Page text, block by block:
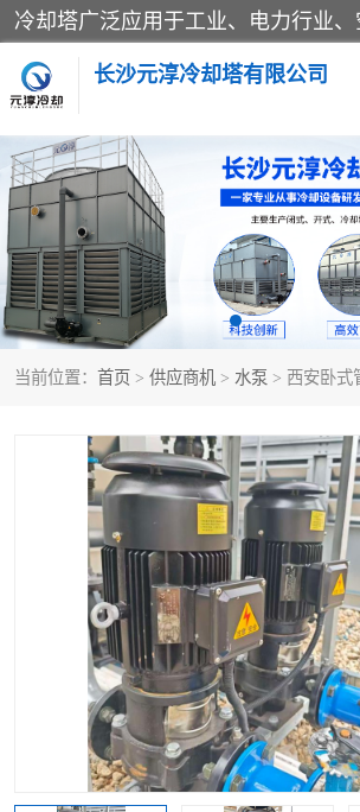
长沙元淳冷却塔有限公司
当前位置： 首页 > 供应商机 > 水泵 > 西安卧式
方形开式冷却塔 圆形冷
闭式冷却塔 水箱
电控箱 水泵
板式换热器